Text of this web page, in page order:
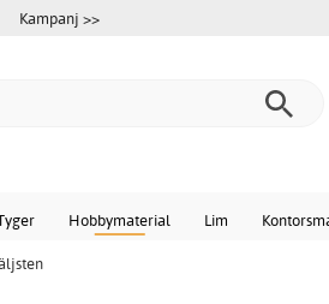
Kampanj >>
Hobbymaterial Lim